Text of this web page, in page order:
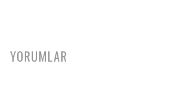
YORUMLAR